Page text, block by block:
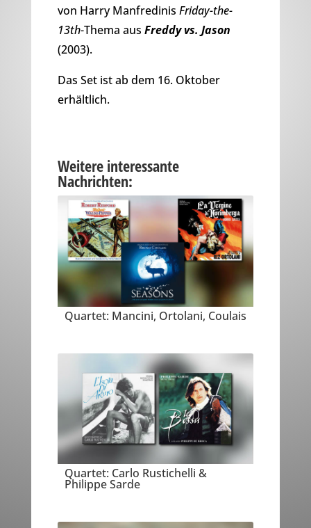
von Harry Manfredinis Friday-the-
13th-Thema aus Freddy vs. Jason
(2003).
Das Set ist ab dem 16. Oktober
erhältlich.
Weitere interessante
Nachrichten:
Quartet: Mancini, Ortolani, Coulais
Quartet: Carlo Rustichelli &
Philippe Sarde